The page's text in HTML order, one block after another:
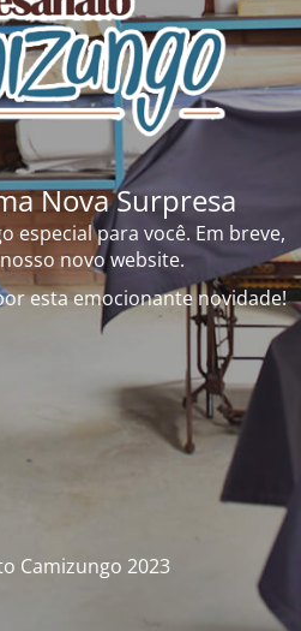
Nova Surpresa
especial para você. Em breve,
novo website.
esta emocionante novidade!
Camizungo 2023